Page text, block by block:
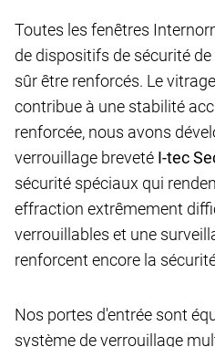
Toutes les fenêtres
de dispositifs de sécurité
sûr être renforcés. Le
contribue à une stabilité
renforcée, nous avons
verrouillage breveté I-tec
sécurité spéciaux qui
effraction extrêmement
verrouillables et une
renforcent encore la
Nos portes d'entrée sont
système de verrouillage